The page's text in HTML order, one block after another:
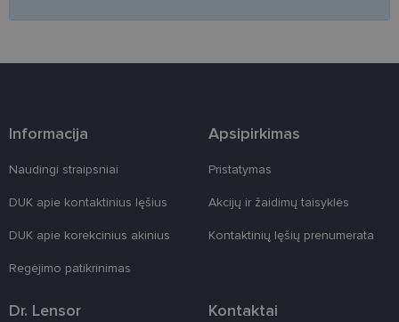
Informacija
Naudingi straipsniai
DUK apie kontaktinius lęšius
DUK apie korekcinius akinius
Regėjimo patikrinimas
Apsipirkimas
Pristatymas
Akcijų ir žaidimų taisyklės
Kontaktinių lęšių prenumerata
Dr. Lensor Kontaktai
prieš
shipping_country
www.lensor.lt
1 metai
clientId
www.lensor.lt
vartotojams
atsitiktinai
sugeneruotą